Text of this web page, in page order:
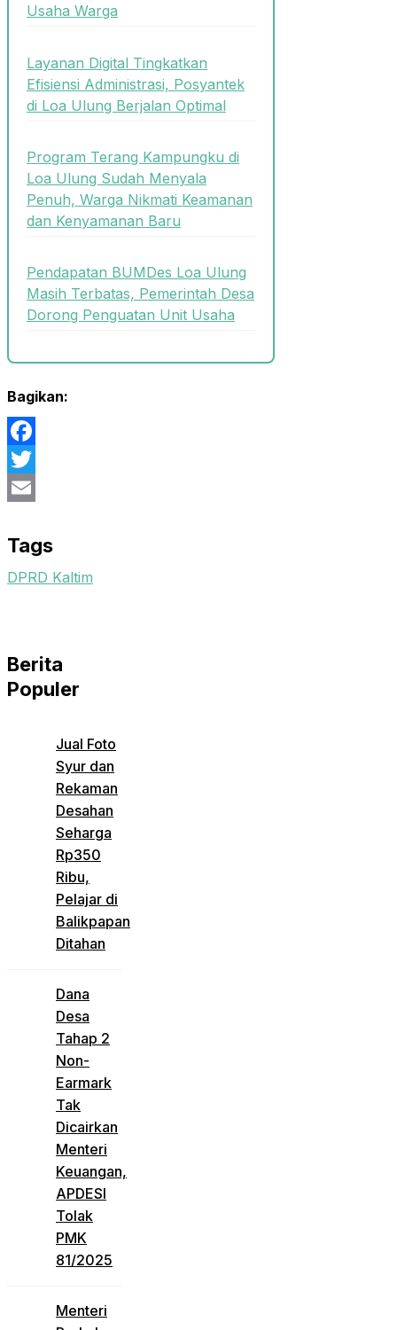
Usaha Warga
Layanan Digital Tingkatkan
Efisiensi Administrasi, Posyantek
di Loa Ulung Berjalan Optimal
Program Terang Kampungku di
Loa Ulung Sudah Menyala
Penuh, Warga Nikmati Keamanan
dan Kenyamanan Baru
Pendapatan BUMDes Loa Ulung
Masih Terbatas, Pemerintah Desa
Dorong Penguatan Unit Usaha
Bagikan:
Facebook
Twitter
Tags
DPRD Kaltim
Berita
Populer
Jual Foto
Syur dan
Rekaman
Desahan
Seharga
Rp350
Ribu,
Pelajar di
Balikpapan
Ditahan
Dana
Desa
Tahap 2
Non-
Earmark
Tak
Dicairkan
Menteri
Keuangan,
APDESI
Tolak
PMK
81/2025
Menteri